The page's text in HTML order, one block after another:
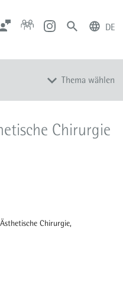
Zentrale Anfahrt
DE
Thema wählen
Chirurgie
Chirurgie,